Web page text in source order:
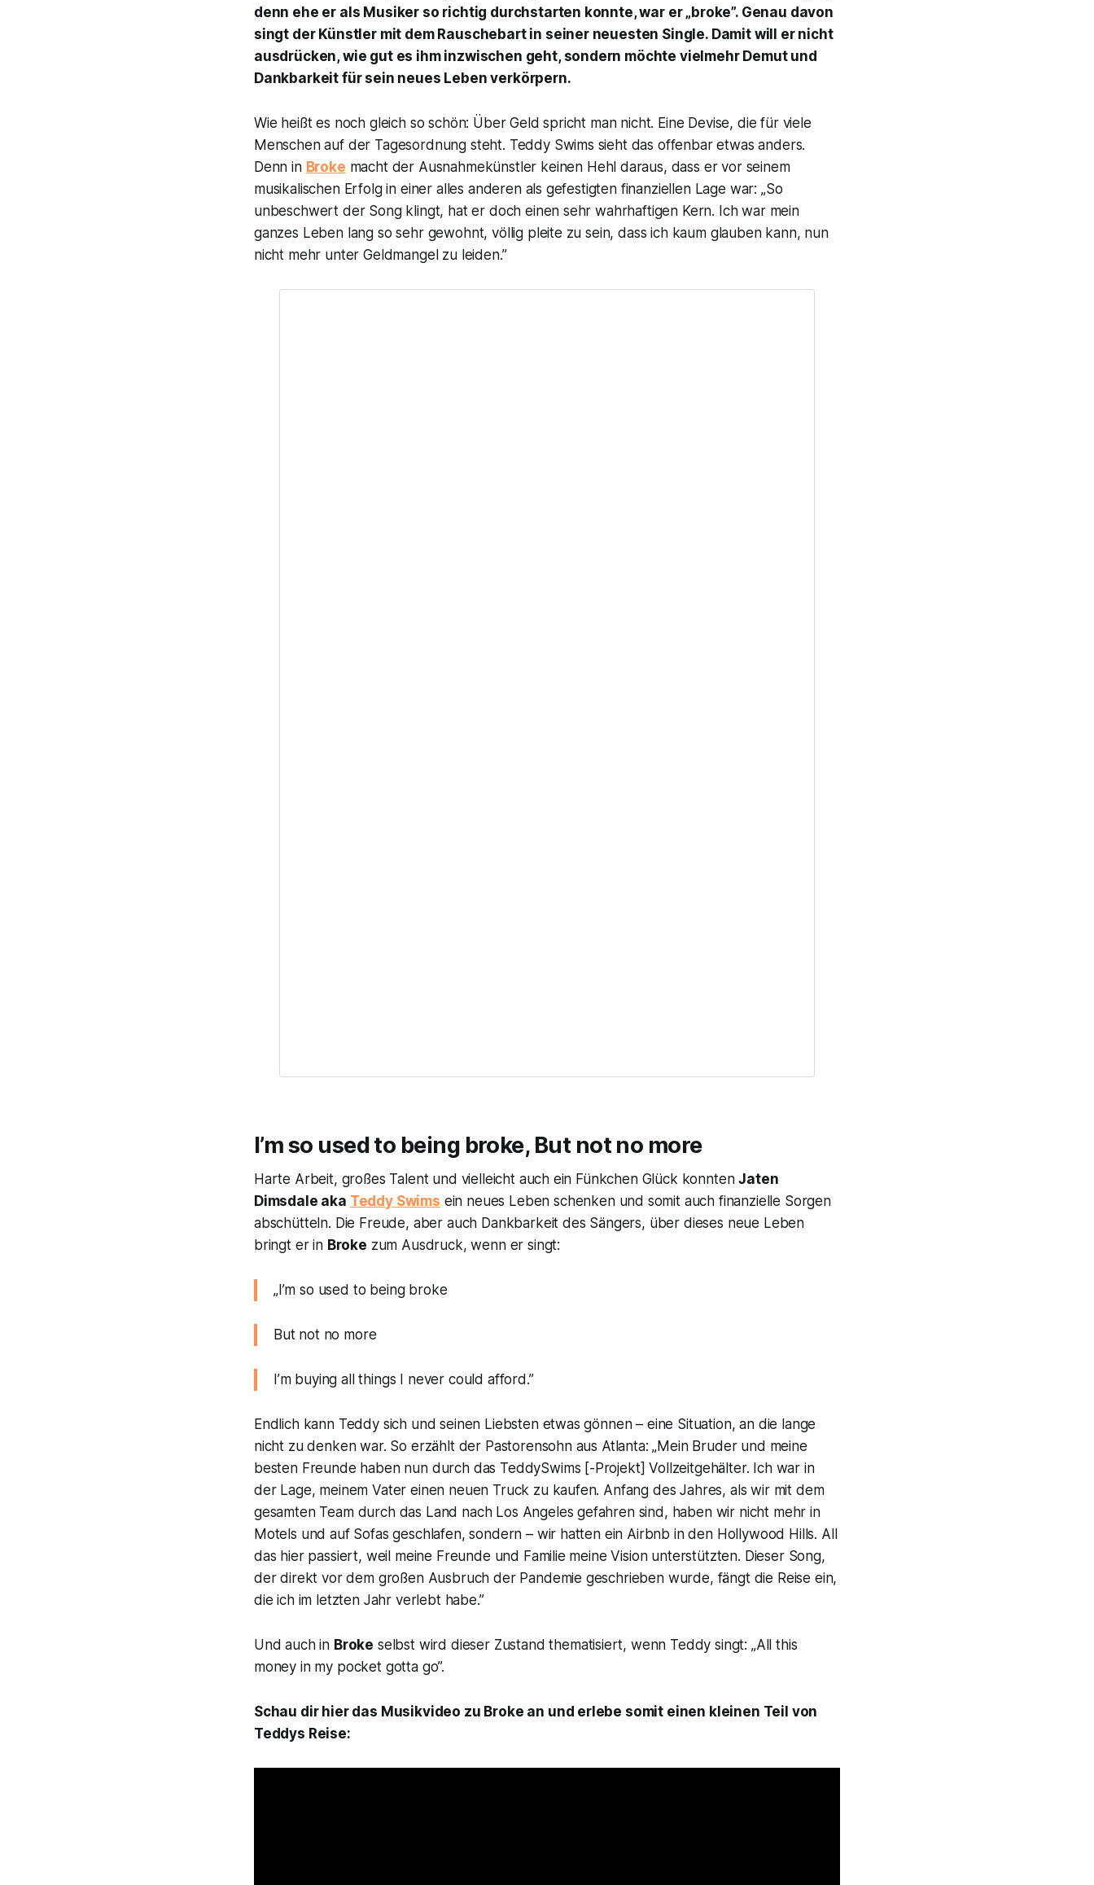
denn ehe er als Musiker so richtig durchstarten konnte, war er „broke”. Genau davon
singt der Künstler mit dem Rauschebart in seiner neuesten Single. Damit will er nicht
ausdrücken, wie gut es ihm inzwischen geht, sondern möchte vielmehr Demut und
Dankbarkeit für sein neues Leben verkörpern.
Wie heißt es noch gleich so schön: Über Geld spricht man nicht. Eine Devise, die für viele
Menschen auf der Tagesordnung steht. Teddy Swims sieht das offenbar etwas anders.
Denn in Broke macht der Ausnahmekünstler keinen Hehl daraus, dass er vor seinem
musikalischen Erfolg in einer alles anderen als gefestigten finanziellen Lage war: „So
unbeschwert der Song klingt, hat er doch einen sehr wahrhaftigen Kern. Ich war mein
ganzes Leben lang so sehr gewohnt, völlig pleite zu sein, dass ich kaum glauben kann, nun
nicht mehr unter Geldmangel zu leiden.”
I’m so used to being broke, But not no more
Harte Arbeit, großes Talent und vielleicht auch ein Fünkchen Glück konntenJaten
Dimsdale aka Teddy Swims ein neues Leben schenken und somit auch finanzielle Sorgen
abschütteln. Die Freude, aber auch Dankbarkeit des Sängers, über dieses neue Leben
bringt er in Broke zum Ausdruck, wenn er singt:
„I’m so used to being broke
But not no more
I’m buying all things I never could afford.”
Endlich kann Teddy sich und seinen Liebsten etwas gönnen – eine Situation, an die lange
nicht zu denken war. So erzählt der Pastorensohn aus Atlanta: „Mein Bruder und meine
besten Freunde haben nun durch das TeddySwims [-Projekt] Vollzeitgehälter. Ich war in
der Lage, meinem Vater einen neuen Truck zu kaufen. Anfang des Jahres, als wir mit dem
gesamten Team durch das Land nach Los Angeles gefahren sind, haben wir nicht mehr in
Motels und auf Sofas geschlafen, sondern – wir hatten ein Airbnb in den Hollywood Hills. All
das hier passiert, weil meine Freunde und Familie meine Vision unterstützten. Dieser Song,
der direkt vor dem großen Ausbruch der Pandemie geschrieben wurde, fängt die Reise ein,
die ich im letzten Jahr verlebt habe.”
Und auch in Broke selbst wird dieser Zustand thematisiert, wenn Teddy singt: „All this
money in my pocket gotta go”.
Schau dir hier das Musikvideo zu Broke an und erlebe somit einen kleinen Teil von
Teddys Reise: